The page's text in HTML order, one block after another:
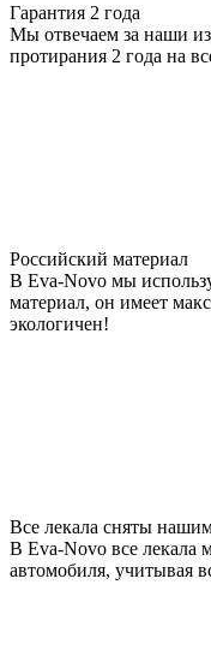
Гарантия 2 года
Мы отвечаем за наши
протирания 2 года на
Российский материал
В Eva-Novo мы
материал, он имеет
экологичен!
Все лекала сняты
В Eva-Novo все лекала
автомобиля, учитывая